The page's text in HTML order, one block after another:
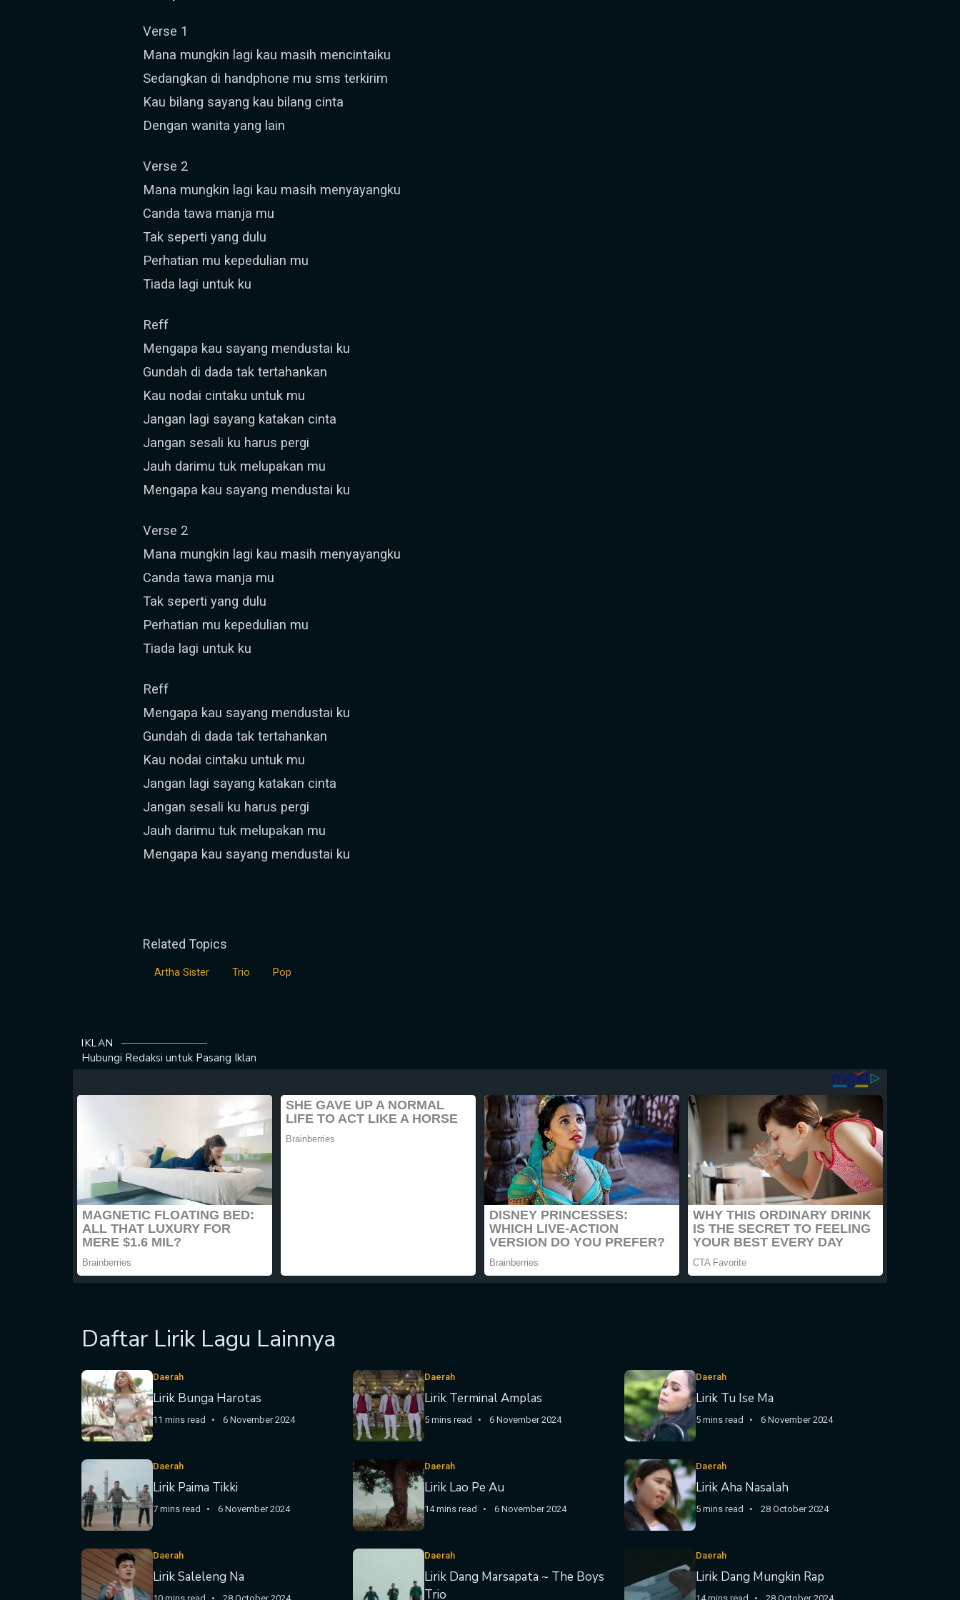
Verse 1
Mana mungkin lagi kau masih mencintaiku
Sedangkan di handphone mu sms terkirim
Kau bilang sayang kau bilang cinta
Dengan wanita yang lain
Verse 2
Mana mungkin lagi kau masih menyayangku
Canda tawa manja mu
Tak seperti yang dulu
Perhatian mu kepedulian mu
Tiada lagi untuk ku
Reff
Mengapa kau sayang mendustai ku
Gundah di dada tak tertahankan
Kau nodai cintaku untuk mu
Jangan lagi sayang katakan cinta
Jangan sesali ku harus pergi
Jauh darimu tuk melupakan mu
Mengapa kau sayang mendustai ku
Verse 2
Mana mungkin lagi kau masih menyayangku
Canda tawa manja mu
Tak seperti yang dulu
Perhatian mu kepedulian mu
Tiada lagi untuk ku
Reff
Mengapa kau sayang mendustai ku
Gundah di dada tak tertahankan
Kau nodai cintaku untuk mu
Jangan lagi sayang katakan cinta
Jangan sesali ku harus pergi
Jauh darimu tuk melupakan mu
Mengapa kau sayang mendustai ku
Related Topics
Artha Sister Trio Pop
IKLAN
Hubungi Redaksi untuk Pasang Iklan
Daftar Lirik Lagu Lainnya
Daerah
Lirik Bunga Harotas
11 mins read 6 November 2024
Daerah
Lirik Terminal Amplas
5 mins read 6 November 2024
Daerah
Lirik Tu Ise Ma
5 mins read 6 November 2024
Daerah
Lirik Paima Tikki
7 mins read 6 November 2024
Daerah
Lirik Lao Pe Au
14 mins read 6 November 2024
Daerah
Lirik Aha Nasalah
5 mins read 28 October 2024
Daerah
Lirik Saleleng Na
Daerah
Lirik Dang Marsapata ~ The Boys
Trio
Daerah
Lirik Dang Mungkin Rap